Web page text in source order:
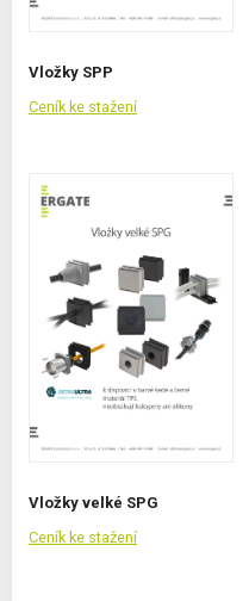
Vložky SPP
Ceník ke stažení
Vložky velké SPG
Ceník ke stažení